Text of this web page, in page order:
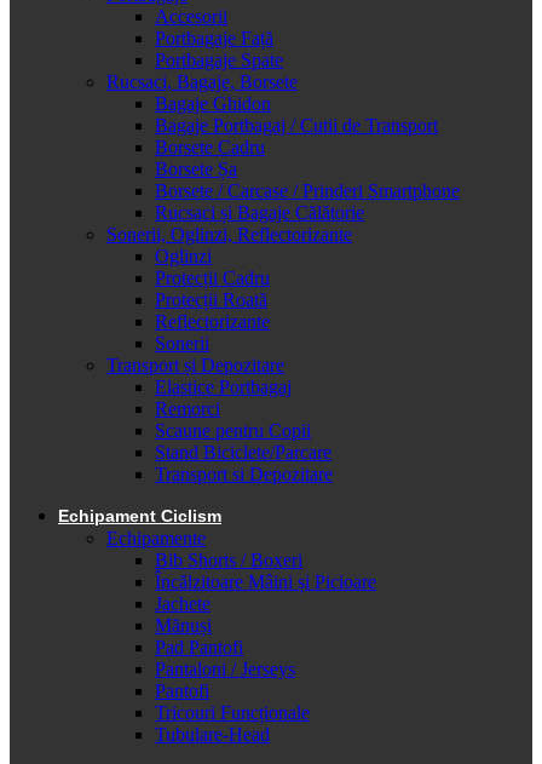
Accesorii
Portbagaje Față
Portbagaje Spate
Rucsaci, Bagaje, Borsete
Bagaje Ghidon
Bagaje Portbagaj / Cutii de Transport
Borsete Cadru
Borsete Șa
Borsete / Carcase / Prinderi Smartphone
Rucsaci și Bagaje Călătorie
Sonerii, Oglinzi, Reflectorizante
Oglinzi
Protecții Cadru
Protecții Roată
Reflectorizante
Sonerii
Transport și Depozitare
Elastice Portbagaj
Remorci
Scaune pentru Copii
Stand Biciclete/Parcare
Transport si Depozitare
Echipament Ciclism
Echipamente
Bib Shorts / Boxeri
Încălzitoare Mâini și Picioare
Jachete
Mănuși
Pad Pantofi
Pantaloni / Jerseys
Pantofi
Tricouri Funcționale
Tubulare-Head